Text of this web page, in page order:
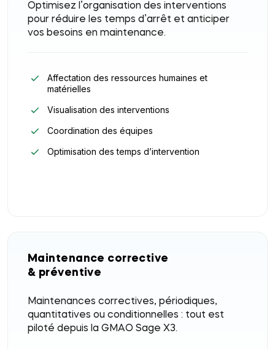
Optimisez l’organisation des interventions
pour réduire les temps d’arrêt et anticiper
vos besoins en maintenance.
Affectation des ressources humaines et
matérielles
Visualisation des interventions
Coordination des équipes
Optimisation des temps d’intervention
Maintenance corrective
& préventive
Maintenances correctives, périodiques,
quantitatives ou conditionnelles : tout est
piloté depuis la GMAO Sage X3.